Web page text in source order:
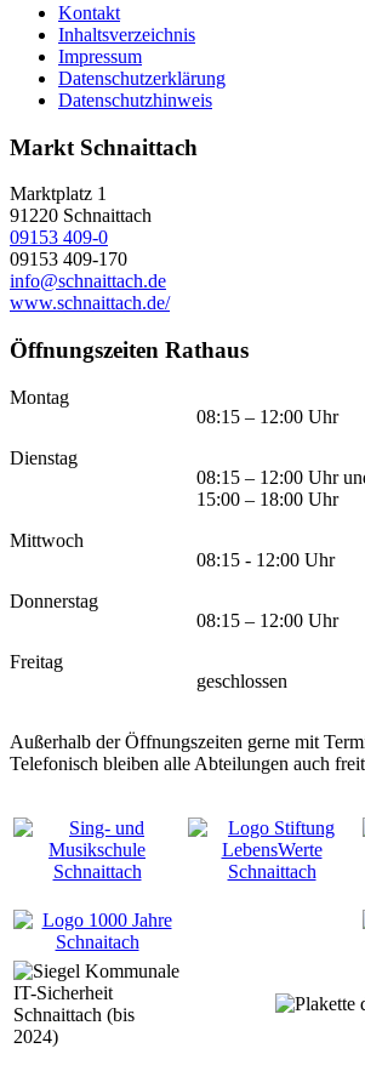
Kontakt
Inhaltsverzeichnis
Impressum
Datenschutzerklärung
Datenschutzhinweis
Markt Schnaittach
Marktplatz 1
91220 Schnaittach
09153 409-0
09153 409-170
info@schnaittach.de
www.schnaittach.de/
Öffnungszeiten Rathaus
Montag
08:15 – 12:00 Uhr
Dienstag
08:15 – 12:00 Uhr
15:00 – 18:00 Uhr
Mittwoch
08:15 - 12:00 Uhr
Donnerstag
08:15 – 12:00 Uhr
Freitag
geschlossen
Außerhalb der Öffnungszeiten gerne mit
Telefonisch bleiben alle Abteilungen auch